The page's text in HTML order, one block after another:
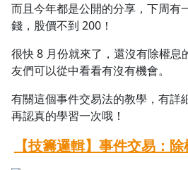
而且今年都是公開的分享，下周有
錢，股價不到 200！
很快 8 月份就來了，還沒有除權息
友們可以從中看看有沒有機會。
有關這個事件交易法的教學，有詳
再認真的學習一次哦！
【技籌邏輯】事件交易：
1.0x
0.75x